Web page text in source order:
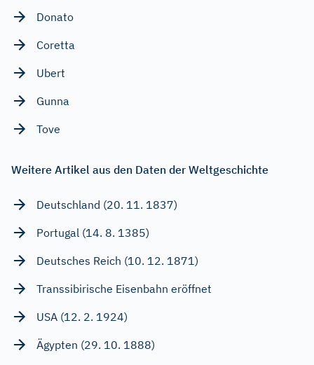
Donato
Coretta
Ubert
Gunna
Tove
Weitere Artikel aus den Daten der Weltgeschichte
Deutschland (20. 11. 1837)
Portugal (14. 8. 1385)
Deutsches Reich (10. 12. 1871)
Transsibirische Eisenbahn eröffnet
USA (12. 2. 1924)
Ägypten (29. 10. 1888)